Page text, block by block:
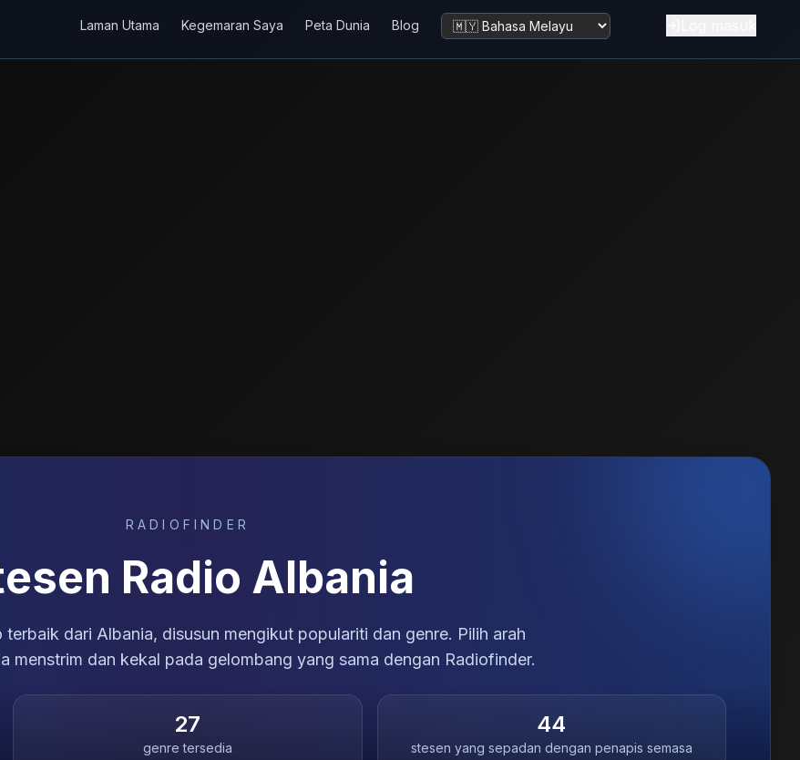
Laman Utama Kegemaran Saya Peta Dunia Blog Tukar bahasa
RADIOFINDER
Radio Albania
terbaik dari Albania, disusun mengikut populariti dan genre. Pilih arah
menstrim dan kekal pada gelombang yang sama dengan Radiofinder.
27
genre tersedia
44
stesen yang sepadan dengan penapis semasa